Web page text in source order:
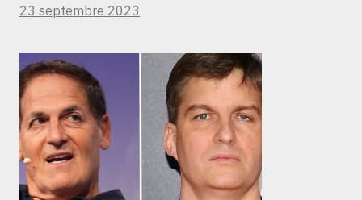
23 septembre 2023